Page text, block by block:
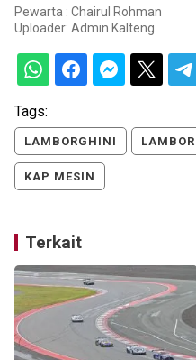
Pewarta : Chairul Rohman
Uploader: Admin Kalteng
Tags:
LAMBORGHINI
KAP MESIN
Terkait